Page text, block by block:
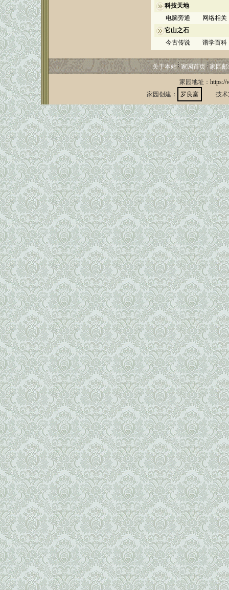
科技天地
电脑旁通
网络相关
它山之石
今古传说
谱学百科
关于本站 家园首页 家园
家园地址： https://
家园创建：
罗良富 技术